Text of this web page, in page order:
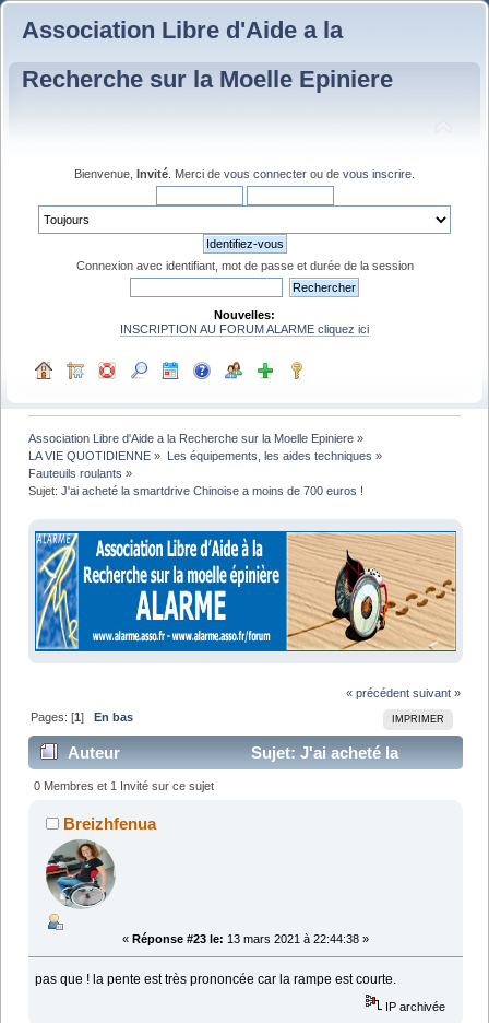
Association Libre d'Aide a la
Recherche sur la Moelle Epiniere
Bienvenue, Invité . Merci de vous connecter ou de vous inscrire
Connexion avec identifiant, mot de passe et durée de la session
Nouvelles:
INSCRIPTION AU FORUM ALARME cliquez ici
Association Libre d'Aide a la Recherche sur la Moelle Epiniere »
LA VIE QUOTIDIENNE » Les équipements, les aides techniques »
Fauteuils roulants »
Sujet:J'ai acheté la smartdrive Chinoise a moins de 700 euros !
« précédent suivant »
IMPRIMER
Pages: [1] En bas
Auteur
Sujet: J'ai acheté la
smartdrive Chinoise a moins de 700 euros ! (Lu 15978
fois)
0 Membres et 1 Invité sur ce sujet
Breizhfenua
« Réponse #23 le: 13 mars 2021 à 22:44:38 »
pas que ! la pente est très prononcée car la rampe est courte.
IP archivée